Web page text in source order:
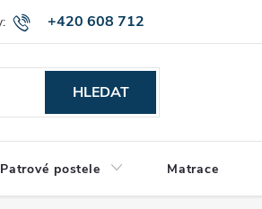
+420 608 712
Montáž a výnos zboží
HLEDAT
Patrové postele Matrace